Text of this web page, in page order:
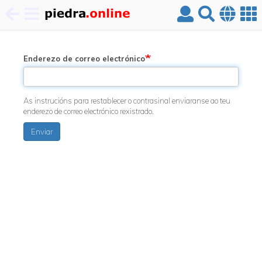
principal
Enderezo de correo electrónico
As instrucións para restablecer o contrasinal enviaranse ao teu
enderezo de correo electrónico rexistrado.
Enviar